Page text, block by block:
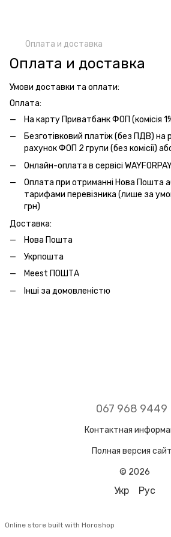
Оплата и доставка
Оплата и доставка
Умови доставки та оплати:
Оплата:
На карту Приватбанк ФОП (комісія
Безготівковий платіж (без ПДВ) на
рахунок ФОП 2 групи (без комісії)
Онлайн-оплата в сервісі
Оплата при отриманні Нова Пошта
тарифами перевізника (лише за
грн)
Доставка:
Нова Пошта
Укрпошта
Meest ПОШТА
Інші за домовленістю
067 968 9449
Контактная
Полная версия
© 2026
Укр Рус
Online store built with Horoshop